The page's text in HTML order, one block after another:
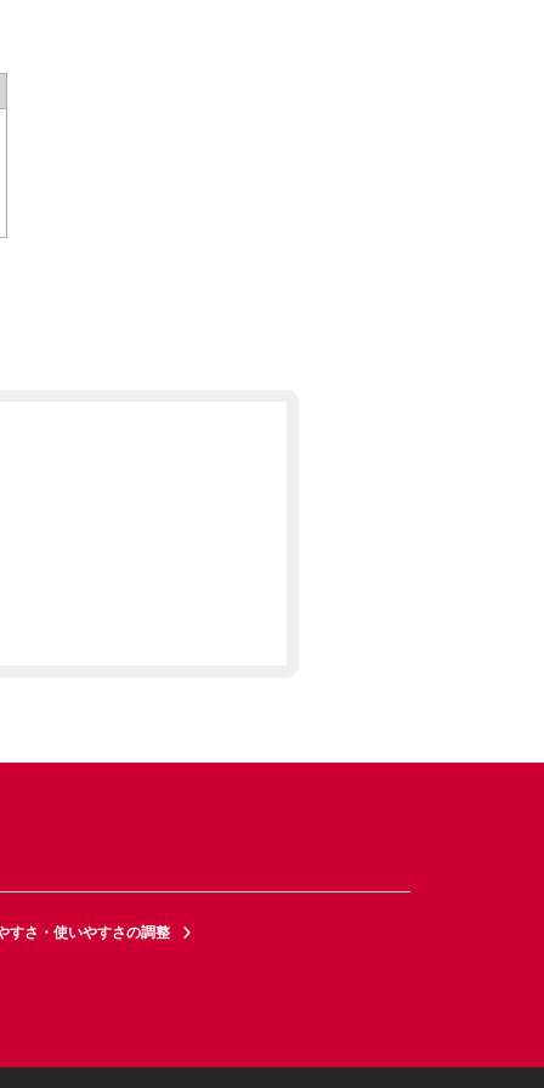
すさ・使いやすさの調整